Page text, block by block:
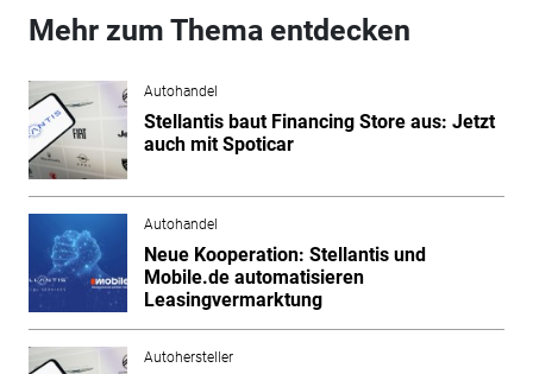
Mehr zum Thema entdecken
Autohandel
Stellantis baut Financing Store aus: Jetzt
auch mit Spoticar
Autohandel
Neue Kooperation: Stellantis und
Mobile.de automatisieren
Leasingvermarktung
Autohersteller